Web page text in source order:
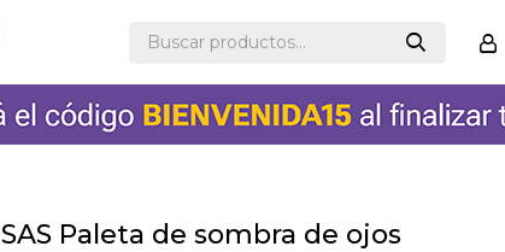
SAS Paleta de sombra de ojos